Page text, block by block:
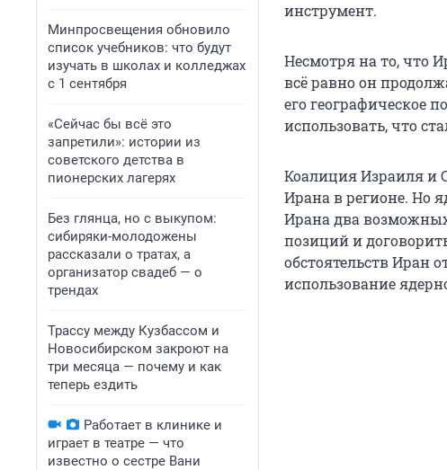
Минпросвещения обновило
список учебников: что будут
изучать в школах и колледжах
с 1 сентября
«Сейчас бы всё это
запретили»: истории из
советского детства в
пионерских лагерях
Без глянца, но с выкупом:
сибиряки-молодожены
рассказали о тратах, а
организатор свадеб — о
трендах
Трассу между Кузбассом и
Новосибирском закроют на
три месяца — почему и как
теперь ездить
Работает в клинике и
играет в театре — что
известно о сестре Вани
инструмент.
Несмотря на то, что
всё равно он
его географическое
использовать, что
Коалиция Израиля и
Ирана в регионе. Но
Ирана два
позиций и
обстоятельств Иран
использование